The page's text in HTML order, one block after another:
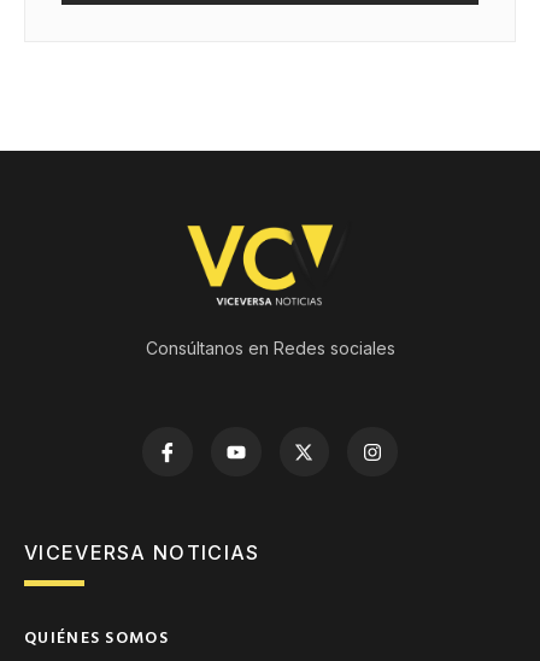
Consúltanos en Redes sociales
VICEVERSA NOTICIAS
QUIÉNES SOMOS